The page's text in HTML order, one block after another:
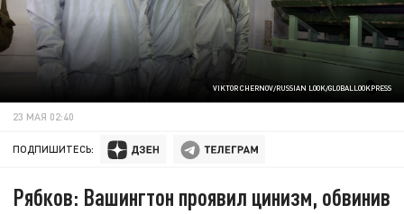
VIKTOR CHERNOV/RUSSIAN LOOK/GLOBALLOOKPRESS
23 МАЯ 02:40
ПОДПИШИТЕСЬ:
Рябков: Вашингтон проявил цинизм, обвинив